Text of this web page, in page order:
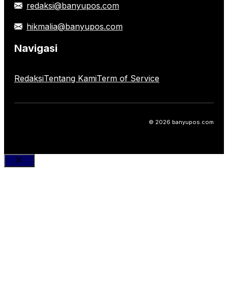
redaksi@banyupos.com
hikmalia@banyupos.com
Navigasi
RedaksiTentang KamiTerm of Service
© 2026 banyupos.com
Close